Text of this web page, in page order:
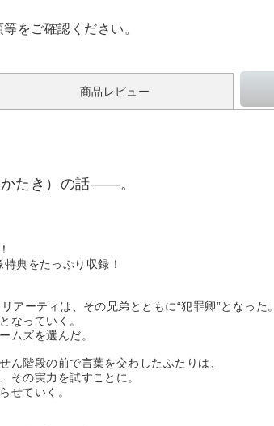
をご確認ください。
商品レビュー
たき）の話――。
典をたっぷり収録！
ーティは、その兄弟とともに“犯罪卿”となった。
なっていく。
ムズを選んだ。
階段の前で言葉を交わしたふたりは、
その実力を試すことに。
せていく。